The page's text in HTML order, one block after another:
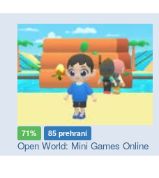
71% 85 prehraní
Open World: Mini Games Online